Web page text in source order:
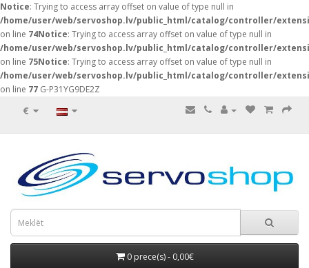
Notice: Trying to access array offset on value of type null in
/home/user/web/servoshop.lv/public_html/catalog/controller/
on line 74Notice: Trying to access array offset on value of type null in
/home/user/web/servoshop.lv/public_html/catalog/controller/
on line 75Notice: Trying to access array offset on value of type null in
/home/user/web/servoshop.lv/public_html/catalog/controller/
on line 77 G-P31YG9DE2Z
€
0 prece(s) - 0,00€